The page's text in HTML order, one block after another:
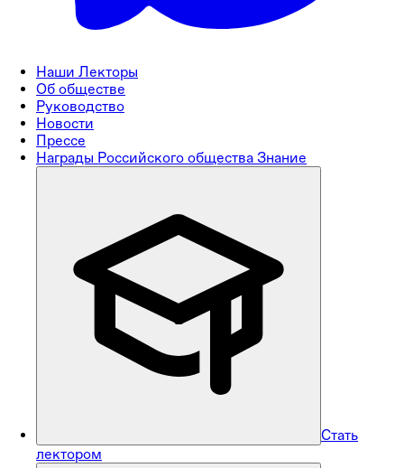
Наши Лекторы
Об обществе
Руководство
Новости
Прессе
Награды Российского общества Знание
Стать
лектором